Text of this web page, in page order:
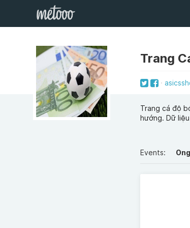
Trang
Trang cá độ
hướng. Dữ
Events: